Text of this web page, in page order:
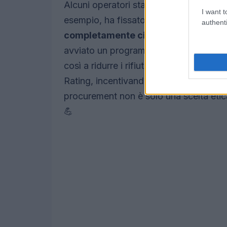
I want
Alcuni operatori stanno già facendo
esempio, ha fissato l’ambizioso
completamente circolare
avviato un programma per rivendere
così a ridurre i rifiuti. E non
Rating, incentivando le aziende a
procurement non è solo una scelta
💪